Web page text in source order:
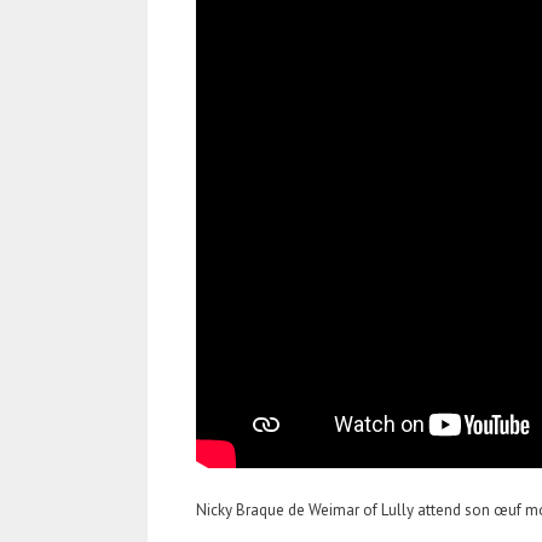
Nicky Braque de Weimar of Lully attend son œuf